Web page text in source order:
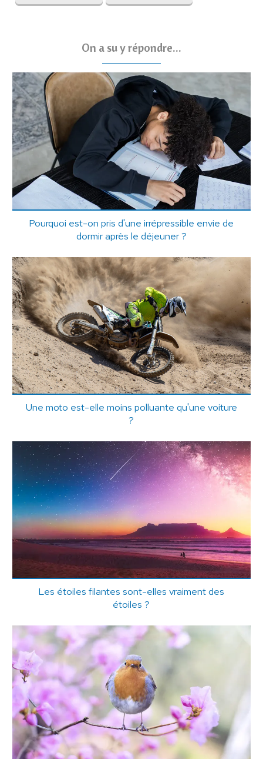
On a su y répondre...
Pourquoi est-on pris d'une irrépressible envie de
dormir après le déjeuner ?
Une moto est-elle moins polluante qu'une voiture
?
Les étoiles filantes sont-elles vraiment des
étoiles ?